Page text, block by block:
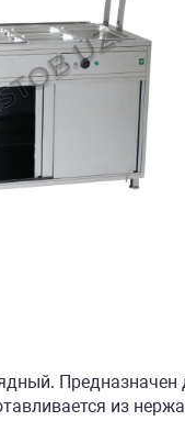
Предназначен
из